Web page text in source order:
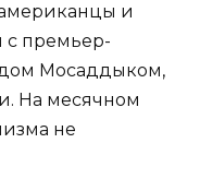
и
с премьер-
Мосаддыком,
На месячном
не